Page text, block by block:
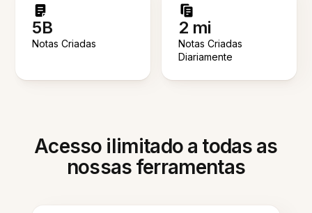
5B
Notas Criadas
2 mi
Notas Criadas
Diariamente
Acesso ilimitado a todas as
nossas ferramentas